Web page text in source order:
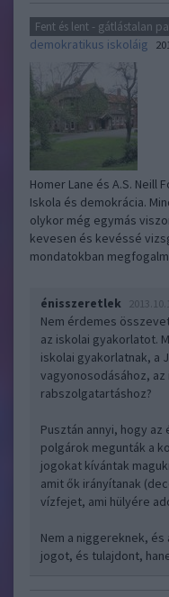
Fent és lent - gátlástalan
demokratikus iskoláig
Homer Lane és A.S. Neill
Iskola és demokrácia.
olykor még egymás
kevesen és kevéssé
mondatokban
énisszeretlek
Nem érdemes
az iskolai gyakorlatot.
iskolai gyakorlatnak, a
vagyonosodásához,
rabszolgatartáshoz?
Pusztán annyi, hogy
polgárok megunták a
jogokat kívántak
amit ők irányítanak
vízfejet, ami hülyére
Nem a niggereknek,
jogot, és tulajdont,